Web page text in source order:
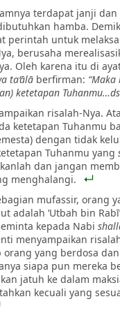
terdapat janji
hamba.
perintah untuk
berusaha
Oleh karena itu di
ta‘ālā berfirman:
ketetapan
risalah-Nya.
ketetapan Tuhanmu
dengan tidak
Tuhanmu yang
dan jangan
menghalangi.
mufassir, orang
adalah ‘Utbah bin
kepada Nabi
menyampaikan
yang berdosa dan
siapa pun mereka
jatuh ke dalam
kecuali yang